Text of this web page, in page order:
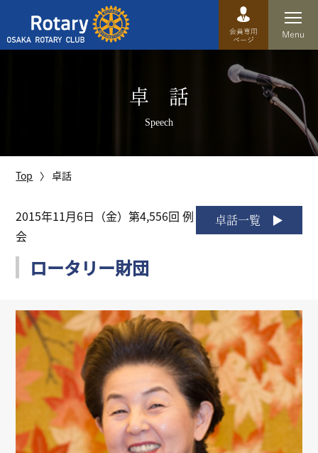
運営方針
歴史
特徴
リンク
会員専用ページ
English
卓 話
Speech
Top 卓話
卓話一覧
2015年11月6日（金）第4,556回 例
会
ロータリー財団